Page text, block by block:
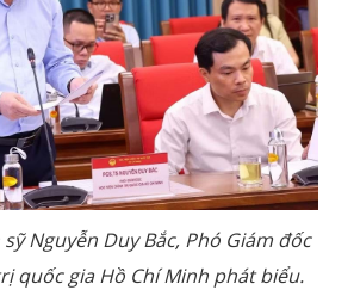
Nguyễn Duy Bắc, Phó Giám đốc
quốc gia Hồ Chí Minh phát biểu.